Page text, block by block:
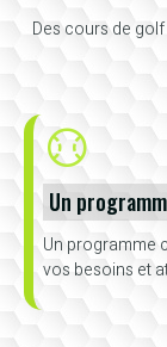
Des cours de
Un
Un programme
vos besoins et